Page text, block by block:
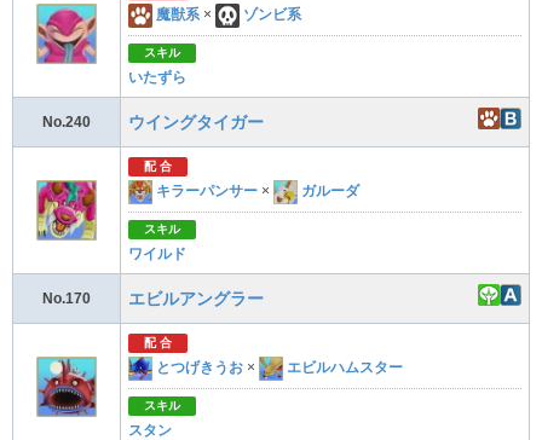
魔獣系 × ゾンビ系
スキル
いたずら
No.240 ウイングタイガー
配 合
キラーパンサー × ガルーダ
スキル
ワイルド
No.170 エビルアングラー
配 合
とつげきうお × エビルハムスター
スキル
スタン